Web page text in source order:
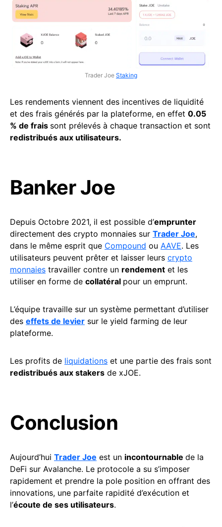
Trader Joe Staking
Les rendements viennent des incentives de liquidité
et des frais générés par la plateforme, en effet 0.05
% de frais sont prélevés à chaque transaction et sont
redistribués aux utilisateurs.
Banker Joe
Depuis Octobre 2021, il est possible d’emprunter
directement des crypto monnaies sur Trader Joe,
dans le même esprit que Compound ou AAVE. Les
utilisateurs peuvent prêter et laisser leurs crypto
monnaies travailler contre un rendement et les
utiliser en forme de collatéral pour un emprunt.
L’équipe travaille sur un système permettant d’utiliser
des effets de levier sur le yield farming de leur
plateforme.
Les profits de liquidations et une partie des frais sont
redistribués aux stakers de xJOE.
Conclusion
Aujourd’hui Trader Joe est un incontournable de la
DeFi sur Avalanche. Le protocole a su s’imposer
rapidement et prendre la pole position en offrant des
innovations, une parfaite rapidité d’exécution et
l’écoute de ses utilisateurs.